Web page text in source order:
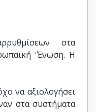
στα
'Ένωση. Η
να αξιολογήσει
στα συστήματα